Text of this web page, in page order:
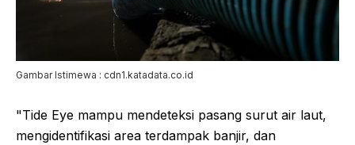
Gambar Istimewa : cdn1.katadata.co.id
"Tide Eye mampu mendeteksi pasang surut air laut,
mengidentifikasi area terdampak banjir, dan